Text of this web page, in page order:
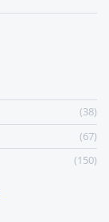
(38)
(67)
(150)